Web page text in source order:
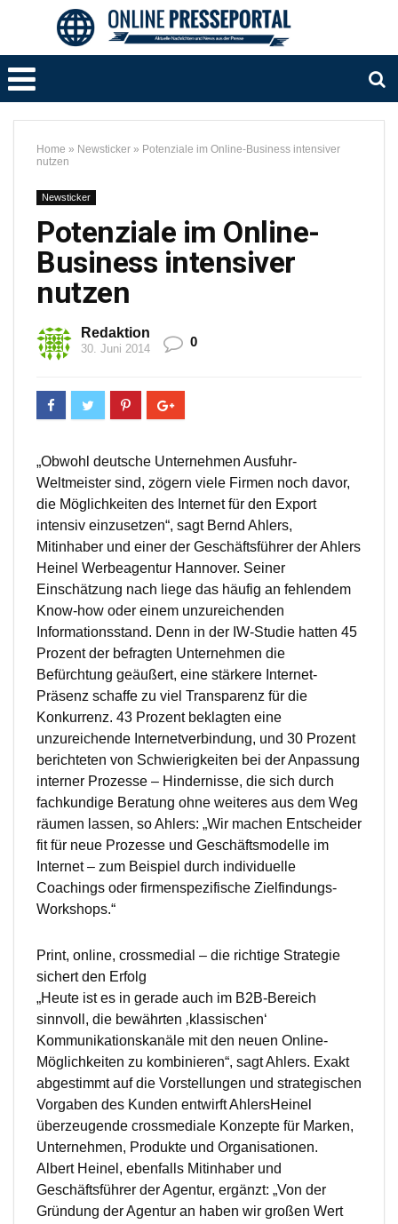
Home » Newsticker » Potenziale im Online-Business intensiver
nutzen
Newsticker
Potenziale im Online-
Business intensiver
nutzen
Redaktion
30. Juni 2014 0
„Obwohl deutsche Unternehmen Ausfuhr-
Weltmeister sind, zögern viele Firmen noch davor,
die Möglichkeiten des Internet für den Export
intensiv einzusetzen“, sagt Bernd Ahlers,
Mitinhaber und einer der Geschäftsführer der Ahlers
Heinel Werbeagentur Hannover. Seiner
Einschätzung nach liege das häufig an fehlendem
Know-how oder einem unzureichenden
Informationsstand. Denn in der IW-Studie hatten 45
Prozent der befragten Unternehmen die
Befürchtung geäußert, eine stärkere Internet-
Präsenz schaffe zu viel Transparenz für die
Konkurrenz. 43 Prozent beklagten eine
unzureichende Internetverbindung, und 30 Prozent
berichteten von Schwierigkeiten bei der Anpassung
interner Prozesse – Hindernisse, die sich durch
fachkundige Beratung ohne weiteres aus dem Weg
räumen lassen, so Ahlers: „Wir machen Entscheider
fit für neue Prozesse und Geschäftsmodelle im
Internet – zum Beispiel durch individuelle
Coachings oder firmenspezifische Zielfindungs-
Workshops.“
Print, online, crossmedial – die richtige Strategie
sichert den Erfolg
„Heute ist es in gerade auch im B2B-Bereich
sinnvoll, die bewährten ‚klassischen‘
Kommunikationskanäle mit den neuen Online-
Möglichkeiten zu kombinieren“, sagt Ahlers. Exakt
abgestimmt auf die Vorstellungen und strategischen
Vorgaben des Kunden entwirft AhlersHeinel
überzeugende crossmediale Konzepte für Marken,
Unternehmen, Produkte und Organisationen.
Albert Heinel, ebenfalls Mitinhaber und
Geschäftsführer der Agentur, ergänzt: „Von der
Gründung der Agentur an haben wir großen Wert